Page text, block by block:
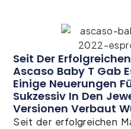
Seit Der
Ascaso Baby T Gab
Einige Neuerungen
Sukzessiv In Den
Versionen Verbaut
Seit der erfolgreichen